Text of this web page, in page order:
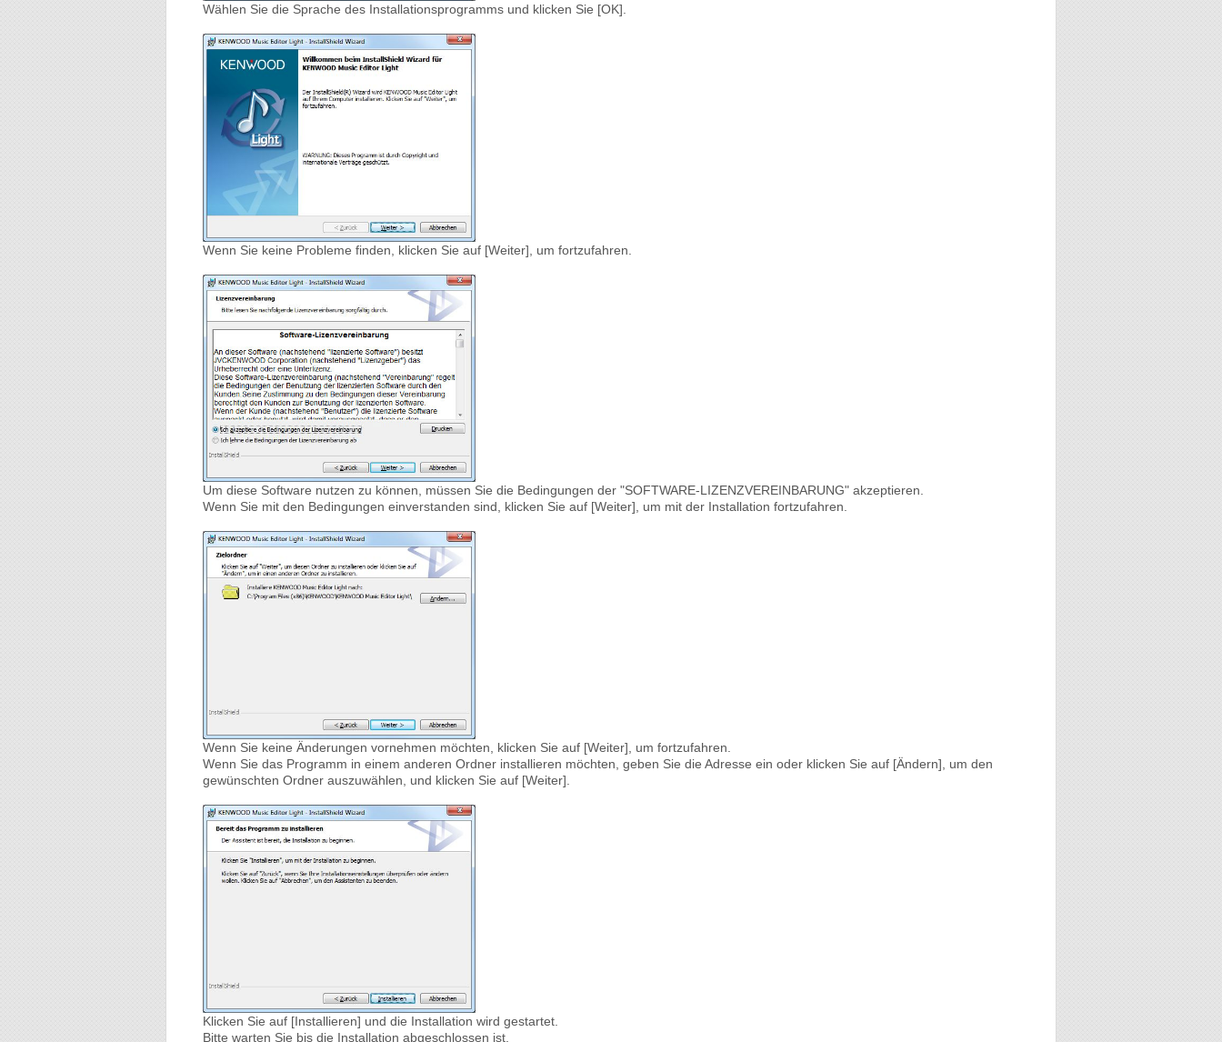
Wählen Sie die Sprache des Installationsprogramms und klicken Sie [OK].
Wenn Sie keine Probleme finden, klicken Sie auf [Weiter], um fortzufahren.
Um diese Software nutzen zu können, müssen Sie die Bedingungen der "SOFTWARE-LIZENZVEREINBARUNG" akzeptieren.
Wenn Sie mit den Bedingungen einverstanden sind, klicken Sie auf [Weiter], um mit der Installation fortzufahren.
Wenn Sie keine Änderungen vornehmen möchten, klicken Sie auf [Weiter], um fortzufahren.
Wenn Sie das Programm in einem anderen Ordner installieren möchten, geben Sie die Adresse ein oder klicken Sie auf [Ändern], um den
gewünschten Ordner auszuwählen, und klicken Sie auf [Weiter].
Klicken Sie auf [Installieren] und die Installation wird gestartet.
Bitte warten Sie bis die Installation abgeschlossen ist.